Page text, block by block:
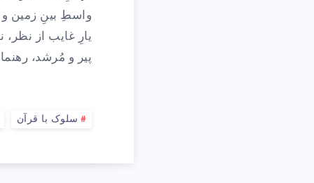
واسطِ بینِ زمین
یارِ غایب از نظر،
پیر و مُرشد،
سلوک با قرآن